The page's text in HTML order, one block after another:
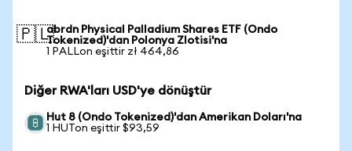
🇵🇱abrdn Physical Palladium Shares ETF (Ondo
Tokenized)'dan Polonya Zlotisi'na
1 PALLon eşittir zł 464,86
Diğer RWA'ları USD'ye dönüştür
Hut 8 (Ondo Tokenized)'dan Amerikan Doları'na
1 HUTon eşittir $93,59